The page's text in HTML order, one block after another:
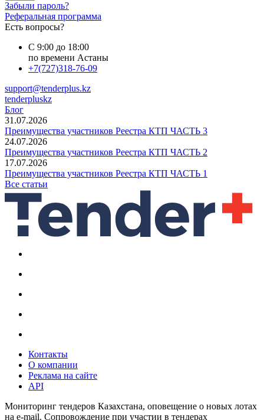
Забыли пароль?
Реферальная программа
Есть вопросы?
С 9:00 до 18:00
по времени Астаны
+7(727)318-76-09
support@tenderplus.kz
tenderpluskz
Блог
31.07.2026
Преимущества участников Реестра КТП ЧАСТЬ 3
24.07.2026
Преимущества участников Реестра КТП ЧАСТЬ 2
17.07.2026
Преимущества участников Реестра КТП ЧАСТЬ 1
Все статьи
Контакты
О компании
Реклама на сайте
API
Мониторинг тендеров Казахстана, оповещение о новых лотах
на e-mail. Сопровождение при участии в тендерах